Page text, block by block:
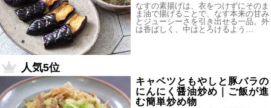
なすの素揚げは、衣をつけずにそのま
ま油で揚げることで、なす本来の甘み
とジューシーさを引き出せる一品。外
は香ばしく、中はとろけるよう…
人気5位
キャベツともやしと豚バラの
にんにく醤油炒め｜ご飯が進
む簡単炒め物